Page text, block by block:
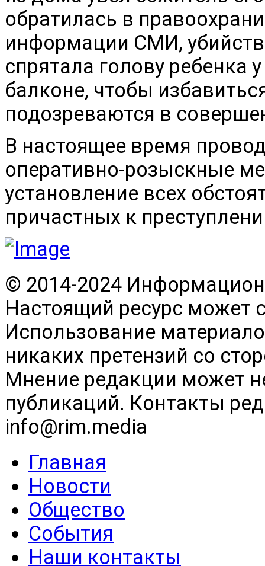
обратилась в
информации СМИ,
спрятала голову ребенка
балконе, чтобы
подозреваются в
В настоящее время
оперативно-розыскные
установление всех
причастных к
© 2014-2024
Настоящий ресурс может
Использование
никаких претензий со
Мнение редакции может
публикаций. Контакты
info@rim.media
Главная
Новости
Общество
События
Наши контакты